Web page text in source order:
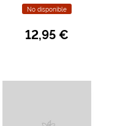
No disponible
12,95 €